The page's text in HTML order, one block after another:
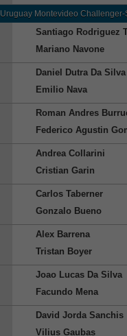
UruguayMontevideo Challenger-
Santiago Rodriguez
Mariano Navone
Daniel Dutra Da Silva
Emilio Nava
Roman Andres
Federico Agustin
Andrea Collarini
Cristian Garin
Carlos Taberner
Gonzalo Bueno
Alex Barrena
Tristan Boyer
Joao Lucas Da Silva
Facundo Mena
David Jorda Sanchis
Vilius Gaubas